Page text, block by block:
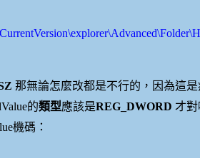
那無論怎麼改都是不行的，因為這
的類型應該是REG_DWORD 才
機碼：